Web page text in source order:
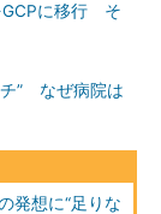
GCPに移行 そ
チ” なぜ病院は
発想に“足りな